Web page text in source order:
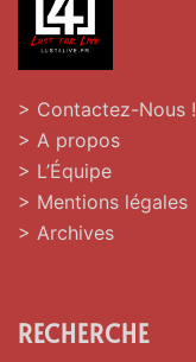
> Contactez-Nous !
> A propos
> L’Équipe
> Mentions légales
> Archives
RECHERCHE